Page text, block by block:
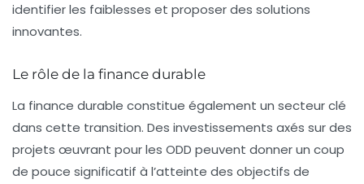
identifier les faiblesses et proposer des solutions
innovantes.
Le rôle de la finance durable
La finance durable constitue également un secteur clé
dans cette transition. Des investissements axés sur des
projets œuvrant pour les ODD peuvent donner un coup
de pouce significatif à l’atteinte des objectifs de